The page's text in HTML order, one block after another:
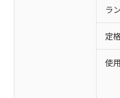
ラ
定
使